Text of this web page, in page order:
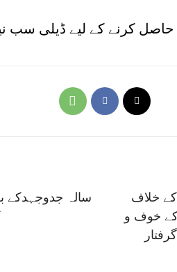
کرنے کے لیے ڈیلی سب
کے خلاف
خوف و